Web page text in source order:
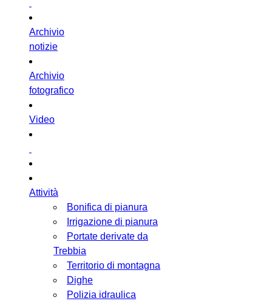
Archivio
notizie
Archivio
fotografico
Video
Attività
Bonifica di pianura
Irrigazione di pianura
Portate derivate da
Trebbia
Territorio di montagna
Dighe
Polizia idraulica